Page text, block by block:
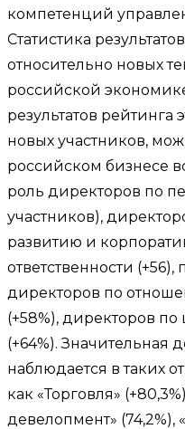
компетенций
Статистика
относительно новых
российской
результатов рейтинга
новых участников,
российском бизнесе
роль директоров по
участников),
развитию и
ответственности
директоров по
(+58%), директоров
(+64%). Значительная
наблюдается в таких
как «Торговля»
девелопмент» (74,2%),